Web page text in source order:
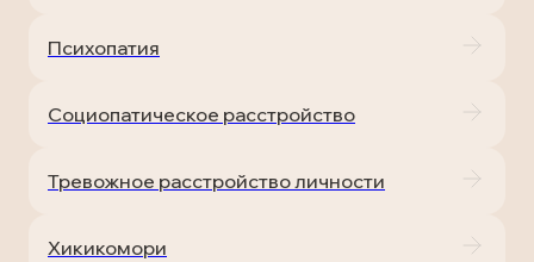
Психопатия
Социопатическое расстройство
Тревожное расстройство личности
Хикикомори